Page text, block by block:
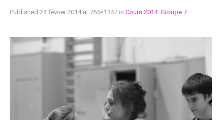
Published 24 février 2014at 765×1147 in Cours 2014: Groupe 7.